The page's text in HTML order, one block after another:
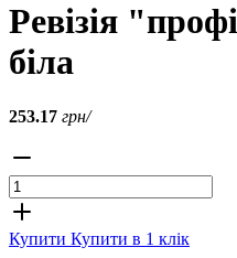
Ревізія
біла
253.17 грн/
Купити Купити в 1 клік